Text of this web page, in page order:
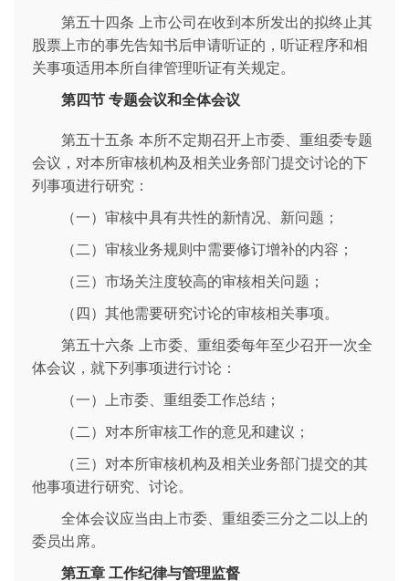
第五十四条 上市公司在收到本所发出的拟终止其
股票上市的事先告知书后申请听证的，听证程序和相
关事项适用本所自律管理听证有关规定。
第四节 专题会议和全体会议
第五十五条 本所不定期召开上市委、重组委专题
会议，对本所审核机构及相关业务部门提交讨论的下
列事项进行研究：
（一）审核中具有共性的新情况、新问题；
（二）审核业务规则中需要修订增补的内容；
（三）市场关注度较高的审核相关问题；
（四）其他需要研究讨论的审核相关事项。
第五十六条 上市委、重组委每年至少召开一次全
体会议，就下列事项进行讨论：
（一）上市委、重组委工作总结；
（二）对本所审核工作的意见和建议；
（三）对本所审核机构及相关业务部门提交的其
他事项进行研究、讨论。
全体会议应当由上市委、重组委三分之二以上的
委员出席。
第五章 工作纪律与管理监督